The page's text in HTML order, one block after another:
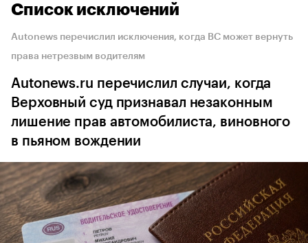
Список исключений
Autonews перечислил исключения, когда ВС может вернуть
права нетрезвым водителям
Autonews.ru перечислил случаи, когда
Верховный суд признавал незаконным
лишение прав автомобилиста, виновного
в пьяном вождении